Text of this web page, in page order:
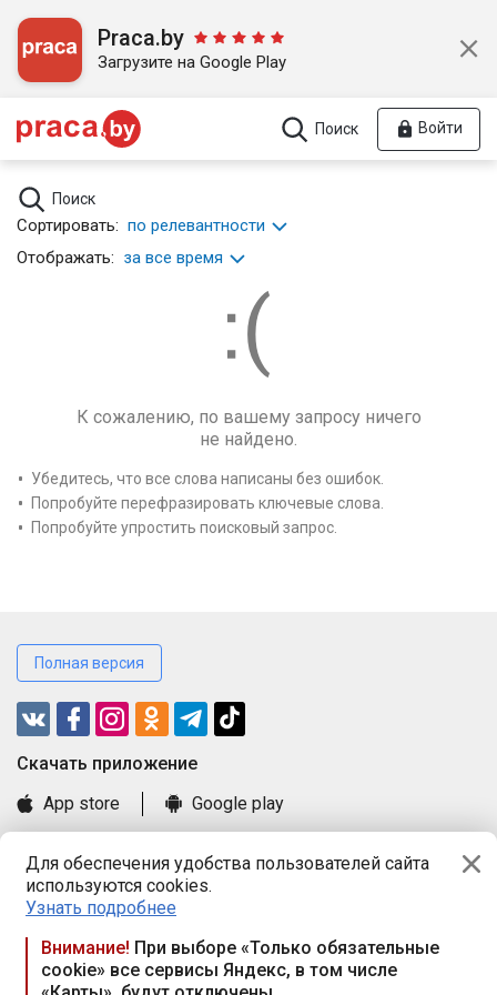
Для обеспечения удобства пользователей сайта
используются cookies.
Узнать подробнее
Внимание! При выборе «Только обязательные
cookie» все сервисы Яндекс, в том числе
Praca.by
Загрузите на Google Play
Поиск Войти
Поиск
Сортировать: по релевантности
Отображать: за все время
К сожалению, по вашему запросу ничего
не найдено.
Убедитесь, что все слова написаны без ошибок.
Попробуйте перефразировать ключевые слова.
Попробуйте упростить поисковый запрос.
Полная версия
Cкачать приложение
App store
Google play
Книга замечаний и предложений
Правила и документы
Praca.by © 2000—2026, ООО «ПРАЦА БАЙ»
Республика Беларусь, 220114, г. Минск, пр-т Независимости
117а, пом. № 9.